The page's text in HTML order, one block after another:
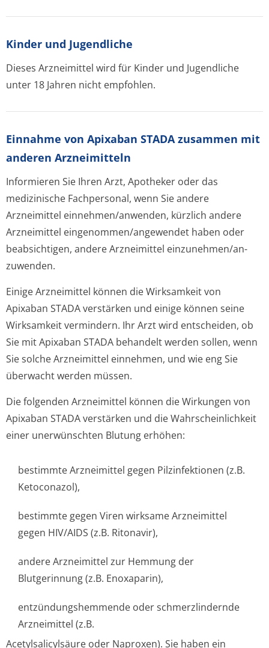
Kinder und Jugendliche
Dieses Arzneimittel wird für Kinder und Jugendliche
unter 18 Jahren nicht empfohlen.
Einnahme von Apixaban STADA zusammen mit
anderen Arzneimitteln
Informieren Sie Ihren Arzt, Apotheker oder das
medizinische Fachpersonal, wenn Sie andere
Arzneimittel einnehmen/anwenden, kürzlich andere
Arzneimittel eingenommen/an­gewendet haben oder
beabsichtigen, andere Arzneimittel einzunehmen/an­
zuwenden.
Einige Arzneimittel können die Wirksamkeit von
Apixaban STADA verstärken und einige können seine
Wirksamkeit vermindern. Ihr Arzt wird entscheiden, ob
Sie mit Apixaban STADA behandelt werden sollen, wenn
Sie solche Arzneimittel einnehmen, und wie eng Sie
überwacht werden müssen.
Die folgenden Arzneimittel können die Wirkungen von
Apixaban STADA verstärken und die Wahrscheinlichkeit
einer unerwünschten Blutung erhöhen:
bestimmte Arzneimittel gegen Pilzinfektionen (z.B.
Ketoconazol),
bestimmte gegen Viren wirksame Arzneimittel
gegen HIV/AIDS (z.B. Ritonavir),
andere Arzneimittel zur Hemmung der
Blutgerinnung (z.B. Enoxaparin),
entzündungshemmende oder schmerzlindernde
Arzneimittel (z.B.
Acetylsalicylsäure oder Naproxen). Sie haben ein